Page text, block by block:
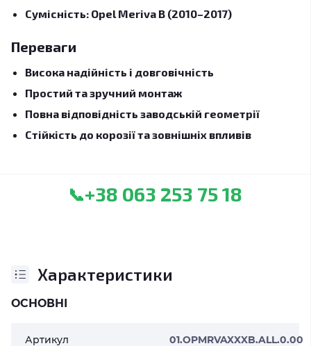
Сумісність: Opel Meriva B (2010–2017)
Переваги
Висока надійність і довговічність
Простий та зручний монтаж
Повна відповідність заводській геометрії
Стійкість до корозії та зовнішніх впливів
📞+38 063 253 75 18
Характеристики
ОСНОВНІ
Артикул 01.OPMRVAXXXB.ALL.0.00